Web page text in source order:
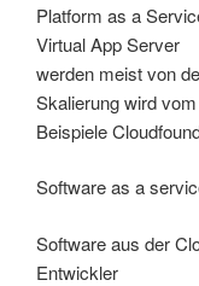
Platform as a
Virtual App Server
werden meist von
Skalierung wird
Beispiele
Software as a
Software aus der
Entwickler